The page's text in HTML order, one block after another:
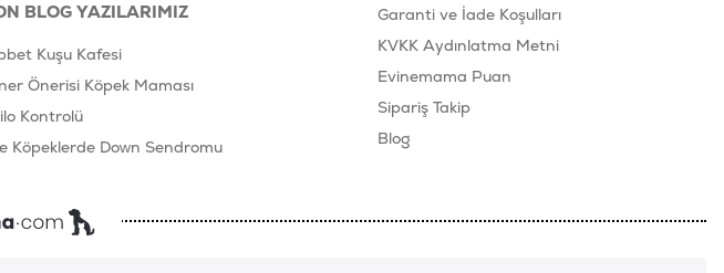
BLOG YAZILARIMIZ
Kuşu Kafesi
Önerisi Köpek Maması
Kontrolü
Köpeklerde Down Sendromu
Garanti ve İade Koşulları
KVKK Aydınlatma Metni
Evinemama Puan
Sipariş Takip
Blog